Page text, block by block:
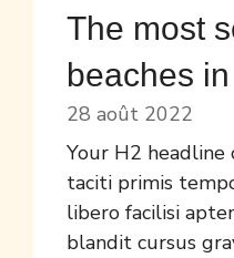
The most
beaches
28 août 2022
Your H2 headline
taciti primis
libero facilisi
blandit cursus